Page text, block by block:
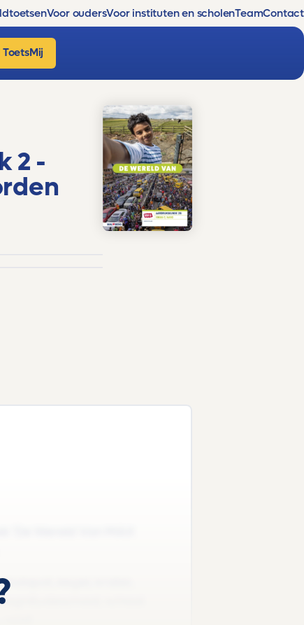
Voor oudersVoor instituten en scholenTeamContact
2 -
kegel, krater,
schaal